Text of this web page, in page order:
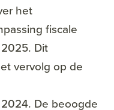
het
fiscale
Dit
vervolg op de
De beoogde